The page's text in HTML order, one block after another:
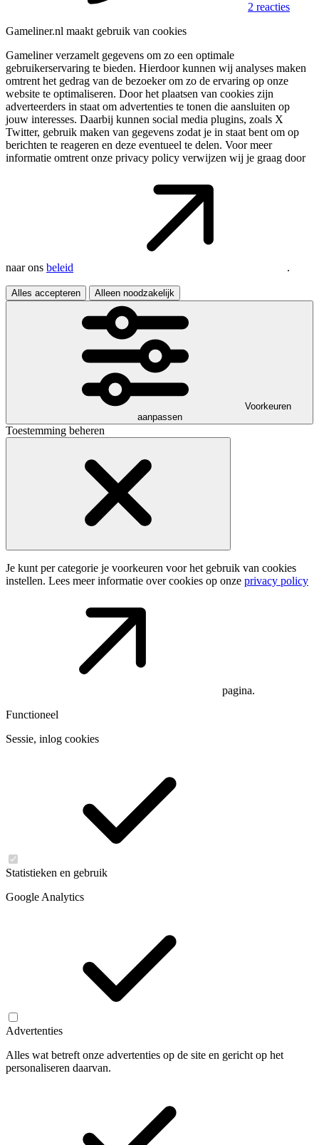
2 reacties
Gameliner.nl maakt gebruik van cookies
Gameliner verzamelt gegevens om zo een optimale
gebruikerservaring te bieden. Hierdoor kunnen wij analyses maken
omtrent het gedrag van de bezoeker om zo de ervaring op onze
website te optimaliseren. Door het plaatsen van cookies zijn
adverteerders in staat om advertenties te tonen die aansluiten op
jouw interesses. Daarbij kunnen social media plugins, zoals X
Twitter, gebruik maken van gegevens zodat je in staat bent om op
berichten te reageren en deze eventueel te delen. Voor meer
informatie omtrent onze privacy policy verwijzen wij je graag door
naar ons beleid .
Alles accepteren Alleen noodzakelijk
Voorkeuren
aanpassen
Toestemming beheren
Je kunt per categorie je voorkeuren voor het gebruik van cookies
instellen. Lees meer informatie over cookies op onze privacy policy
pagina.
Functioneel
Sessie, inlog cookies
Statistieken en gebruik
Google Analytics
Advertenties
Alles wat betreft onze advertenties op de site en gericht op het
personaliseren daarvan.